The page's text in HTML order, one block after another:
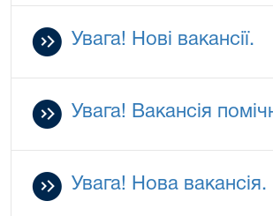
Увага! Нові вакансії.
Увага! Вакансія
Увага! Нова вакансія.